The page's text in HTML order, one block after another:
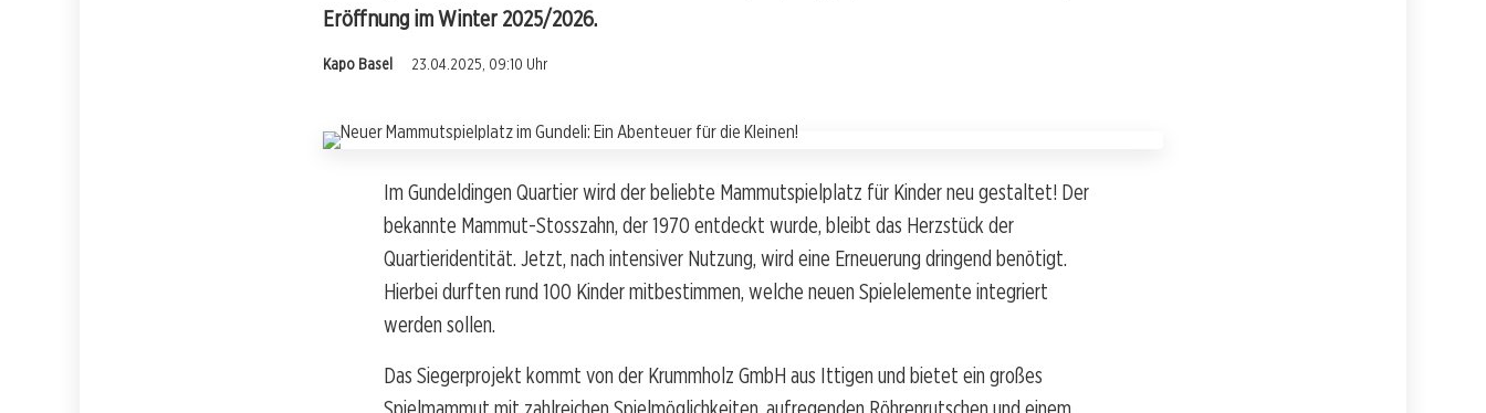
Eröffnung im Winter 2025/2026.
Kapo Basel 23.04.2025, 09:10 Uhr
Im Gundeldingen Quartier wird der beliebte Mammutspielplatz für Kinder neu gestaltet! Der
bekannte Mammut-Stosszahn, der 1970 entdeckt wurde, bleibt das Herzstück der
Quartieridentität. Jetzt, nach intensiver Nutzung, wird eine Erneuerung dringend benötigt.
Hierbei durften rund 100 Kinder mitbestimmen, welche neuen Spielelemente integriert
werden sollen.
Das Siegerprojekt kommt von der Krummholz GmbH aus Ittigen und bietet ein großes